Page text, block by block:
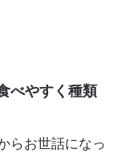
べやすく種類
らお世話になっ